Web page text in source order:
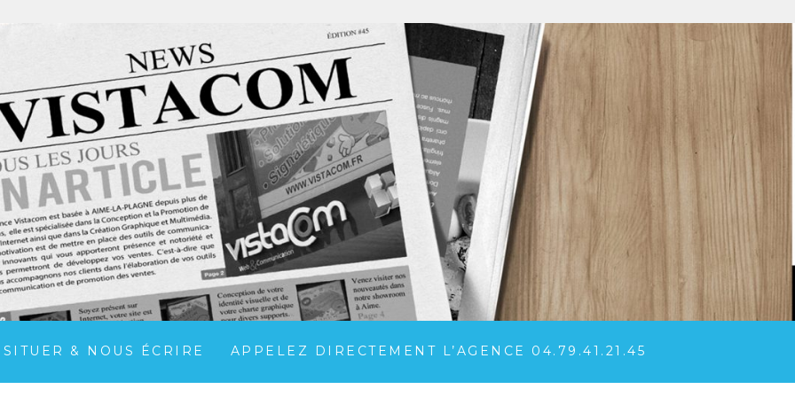
SITUER & NOUS ÉCRIRE APPELEZ DIRECTEMENT L’AGENCE 04.79.41.21.45